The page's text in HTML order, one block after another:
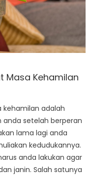
Masa Kehamilan
kehamilan adalah
setelah berperan
lama lagi anda
kedudukannya.
anda lakukan agar
janin. Salah satunya